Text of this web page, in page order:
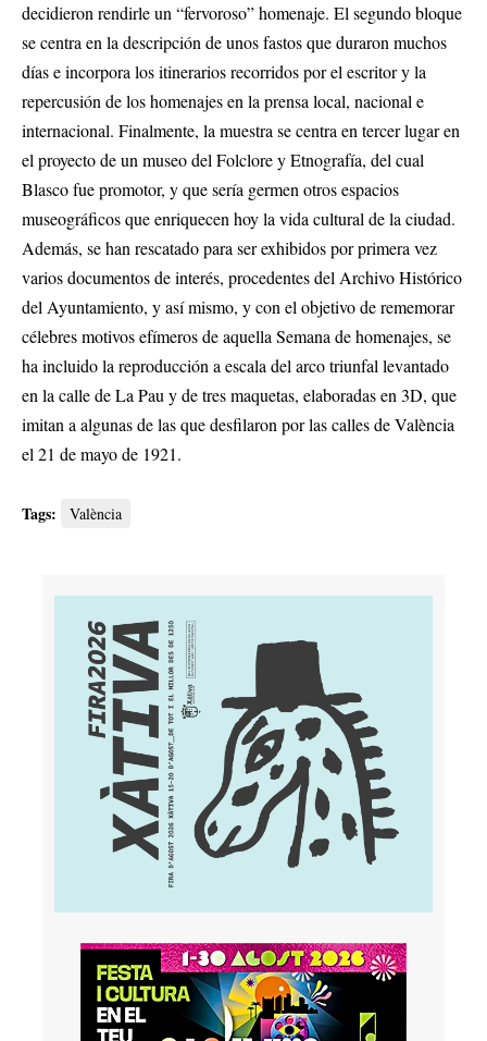
decidieron rendirle un “fervoroso” homenaje. El segundo bloque
se centra en la descripción de unos fastos que duraron muchos
días e incorpora los itinerarios recorridos por el escritor y la
repercusión de los homenajes en la prensa local, nacional e
internacional. Finalmente, la muestra se centra en tercer lugar en
el proyecto de un museo del Folclore y Etnografía, del cual
Blasco fue promotor, y que sería germen otros espacios
museográficos que enriquecen hoy la vida cultural de la ciudad.
Además, se han rescatado para ser exhibidos por primera vez
varios documentos de interés, procedentes del Archivo Histórico
del Ayuntamiento, y así mismo, y con el objetivo de rememorar
célebres motivos efímeros de aquella Semana de homenajes, se
ha incluido la reproducción a escala del arco triunfal levantado
en la calle de La Pau y de tres maquetas, elaboradas en 3D, que
imitan a algunas de las que desfilaron por las calles de València
el 21 de mayo de 1921.
Tags: València